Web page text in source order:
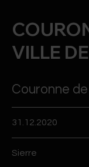
VILLE
Couronne de
31.12.2020
Sierre